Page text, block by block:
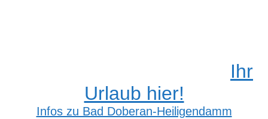
Ihr
Urlaub hier!
Infos zu Bad Doberan-Heiligendamm